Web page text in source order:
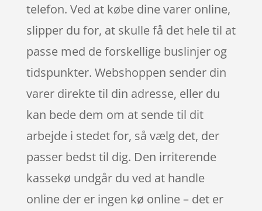
telefon. Ved at købe dine varer online,
slipper du for, at skulle få det hele til at
passe med de forskellige buslinjer og
tidspunkter. Webshoppen sender din
varer direkte til din adresse, eller du
kan bede dem om at sende til dit
arbejde i stedet for, så vælg det, der
passer bedst til dig. Den irriterende
kassekø undgår du ved at handle
online der er ingen kø online – det er